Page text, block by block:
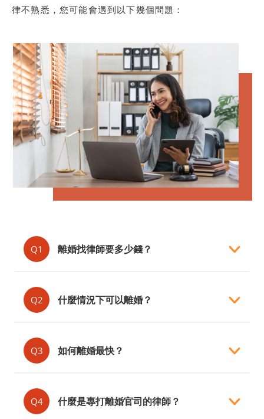
律不熟悉，您可能會遇到以下幾個問題：
Q1 離婚找律師要多少錢？
Q2 什麼情況下可以離婚？
Q3 如何離婚最快？
Q4 什麼是專打離婚官司的律師？